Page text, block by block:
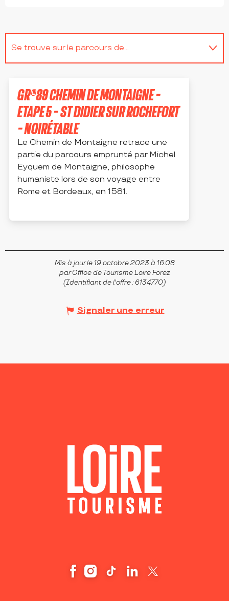
Se trouve sur le parcours de...
Est une étape de ...
GR®89 CHEMIN DE MONTAIGNE -
ETAPE 5 - ST DIDIER SUR ROCHEFORT
- NOIRÉTABLE
Le Chemin de Montaigne retrace une
partie du parcours emprunté par Michel
Eyquem de Montaigne, philosophe
humaniste lors de son voyage entre
Rome et Bordeaux, en 1581.
Mis à jour le 19 octobre 2023 à 16:08
par Office de Tourisme Loire Forez
(Identifiant de l'offre : 6134770)
Signaler une erreur